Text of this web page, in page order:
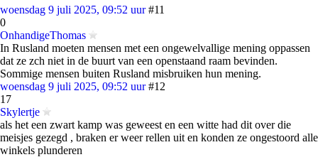
woensdag 9 juli 2025, 09:52 uur #11
0
OnhandigeThomas
In Rusland moeten mensen met een ongewelvallige mening oppassen
dat ze zch niet in de buurt van een openstaand raam bevinden.
Sommige mensen buiten Rusland misbruiken hun mening.
woensdag 9 juli 2025, 09:52 uur #12
17
Skylertje
als het een zwart kamp was geweest en een witte had dit over die
meisjes gezegd , braken er weer rellen uit en konden ze ongestoord alle
winkels plunderen